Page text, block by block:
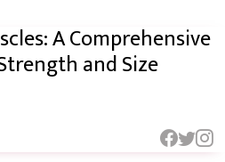
सुबह की कॉफी के लिए टिप्स जो
हों
घरेलू टिप्स: Skin Care In
A Comprehensive
and Size